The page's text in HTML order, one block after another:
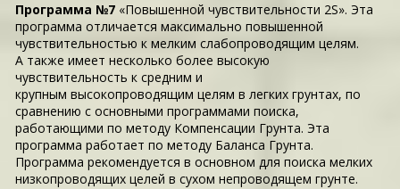
Программа №7 «Повышенной чувствительности 2S». Эта
программа отличается максимально повышенной
чувствительностью к мелким слабопроводящим целям.
А также имеет несколько более высокую
чувствительность к средним и
крупным высокопроводящим целям в легких грунтах, по
сравнению с основными программами поиска,
работающими по методу Компенсации Грунта. Эта
программа работает по методу Баланса Грунта.
Программа рекомендуется в основном для поиска мелких
низкопроводящих целей в сухом непроводящем грунте.